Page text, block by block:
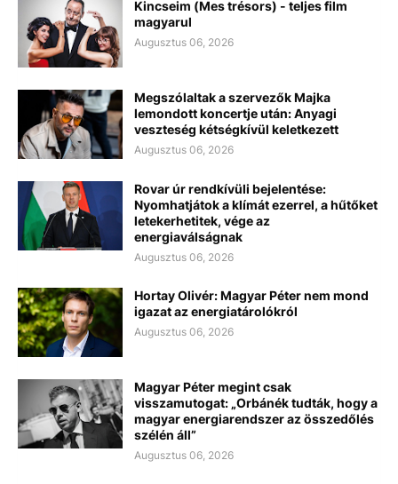
Kincseim (Mes trésors) - teljes film
magyarul
Augusztus 06, 2026
Megszólaltak a szervezők Majka
lemondott koncertje után: Anyagi
veszteség kétségkívül keletkezett
Augusztus 06, 2026
Rovar úr rendkívüli bejelentése:
Nyomhatjátok a klímát ezerrel, a hűtőket
letekerhetitek, vége az
energiaválságnak
Augusztus 06, 2026
Hortay Olivér: Magyar Péter nem mond
igazat az energiatárolókról
Augusztus 06, 2026
Magyar Péter megint csak
visszamutogat: „Orbánék tudták, hogy a
magyar energiarendszer az összedőlés
szélén áll”
Augusztus 06, 2026